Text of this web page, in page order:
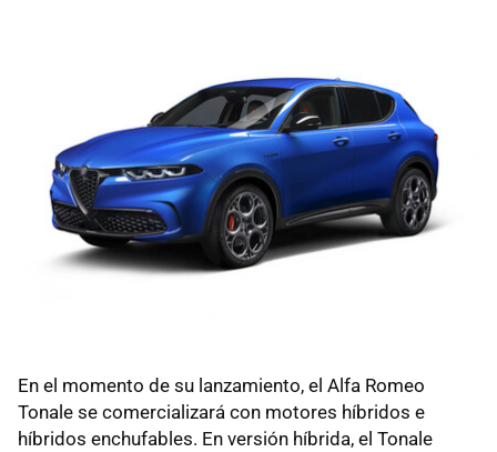
En el momento de su lanzamiento, el Alfa Romeo
Tonale se comercializará con motores híbridos e
híbridos enchufables. En versión híbrida, el Tonale